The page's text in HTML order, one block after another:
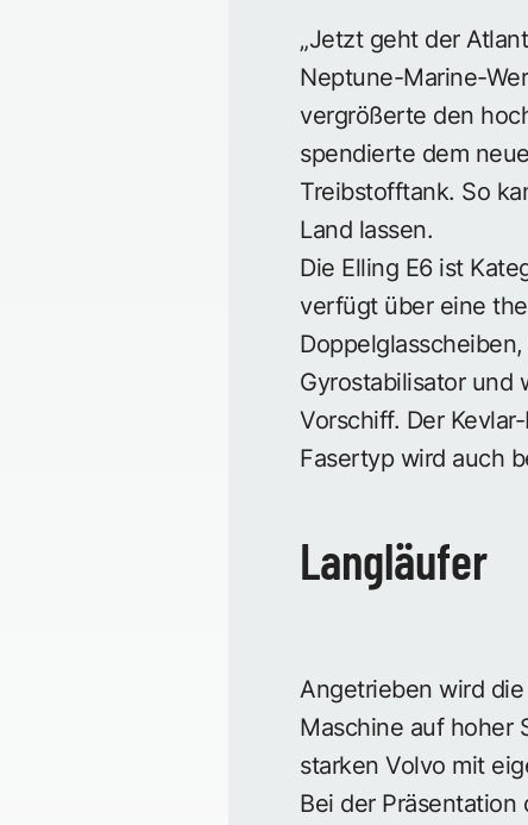
„Jetzt geht der
Neptune-Marine-
vergrößerte den
spendierte dem
Treibstofftank. So
Land lassen.
Die Elling E6 ist
verfügt über eine
Gyrostabilisator und
Vorschiff. Der
Fasertyp wird auch
Langläufer
Angetrieben wird
Maschine auf hoher
starken Volvo mit
Bei der Präsentation